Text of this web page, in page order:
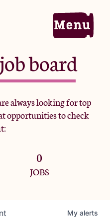
board
always looking for top
opportunities to check
0
JOBS
My alerts